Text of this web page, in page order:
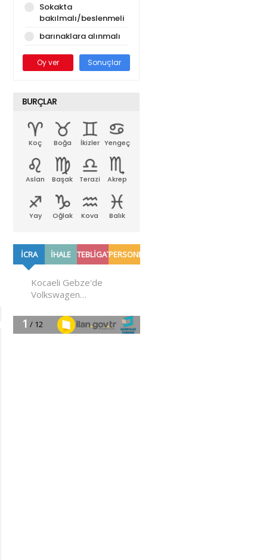
Sokakta
bakılmalı/beslenmeli
barınaklara alınmalı
Oy ver Sonuçlar
BURÇLAR
Koç Boğa İkizler Yengeç
Aslan Başak Terazi Akrep
Yay Oğlak Kova Balık